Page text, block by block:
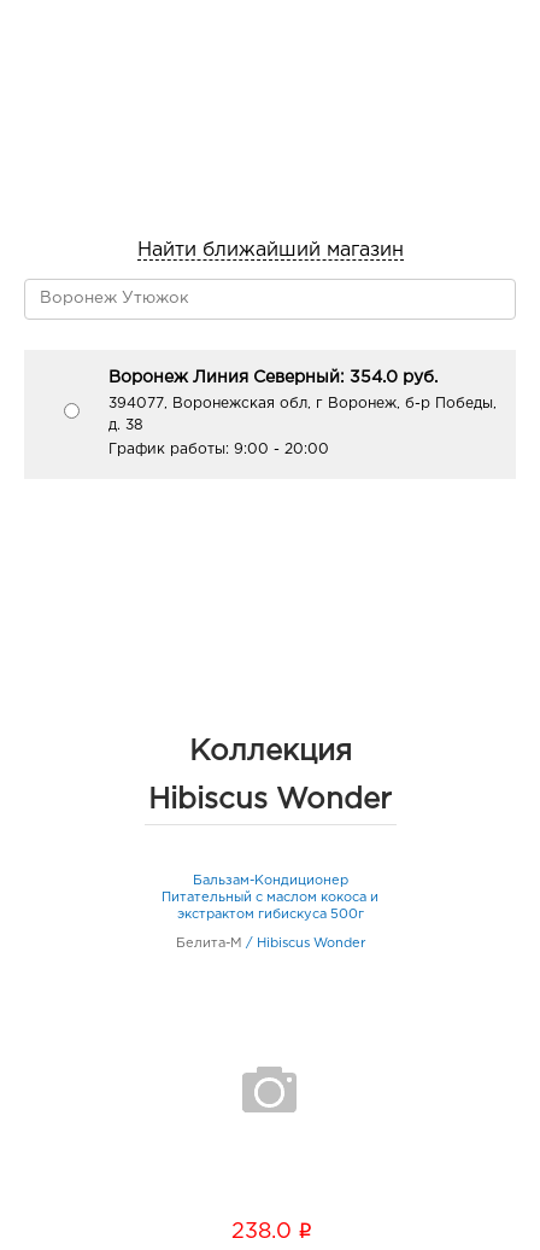
Найти ближайший магазин
Воронеж Линия Северный: 354.0 руб.
394077, Воронежская обл, г Воронеж, б-р Победы,
д. 38
График работы: 9:00 - 20:00
Коллекция
Hibiscus Wonder
Бальзам-Кондиционер
Питательный с маслом кокоса и
экстрактом гибискуса 500г
Белита-М / Hibiscus Wonder
238.0 i